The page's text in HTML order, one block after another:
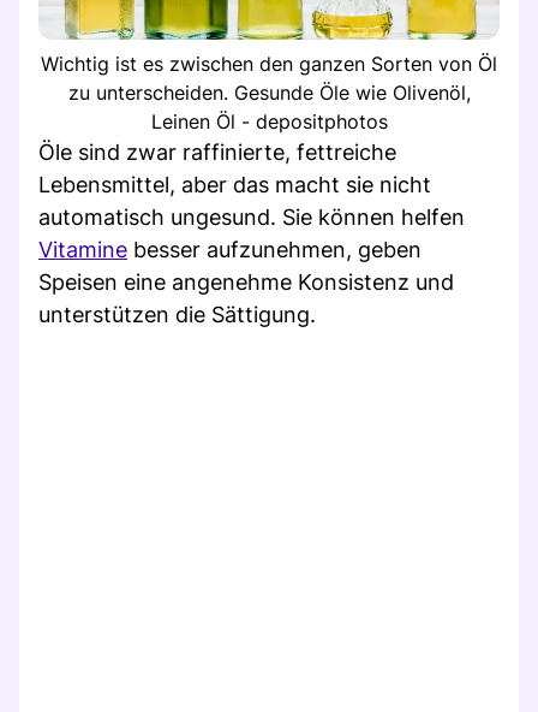
Wichtig ist es zwischen den ganzen Sorten von Öl
zu unterscheiden. Gesunde Öle wie Olivenöl,
Leinen Öl - depositphotos
Öle sind zwar raffinierte, fettreiche
Lebensmittel, aber das macht sie nicht
automatisch ungesund. Sie können helfen
Vitamine besser aufzunehmen, geben
Speisen eine angenehme Konsistenz und
unterstützen die Sättigung.